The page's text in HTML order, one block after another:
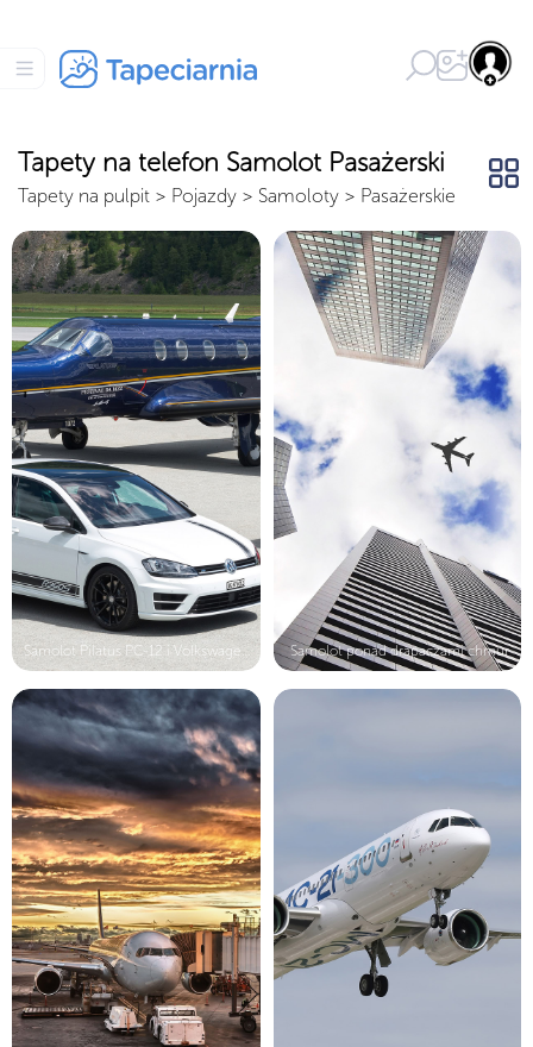
Tapety na telefon Samolot Pasażerski
Tapety na pulpit > Pojazdy > Samoloty > Pasażerskie
Samolot Pilatus PC-12 i Volkswagen ... Samolot ponad drapaczami chmur